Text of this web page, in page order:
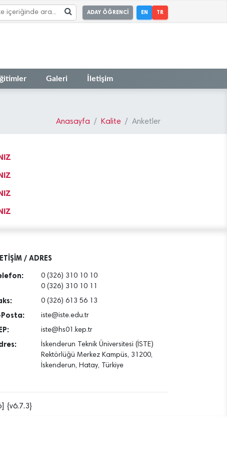
ADAY ÖĞRENCİ EN TR
Galeri İletişim
Anasayfa Kalite Anketler
/ ADRES
0 (326) 310 10 10
0 (326) 310 10 11
0 (326) 613 56 13
Posta: iste@iste.edu.tr
iste@hs01.kep.tr
İskenderun Teknik Üniversitesi (İSTE)
Rektörlüğü Merkez Kampüs, 31200,
İskenderun, Hatay, Türkiye
{v6.7.3}